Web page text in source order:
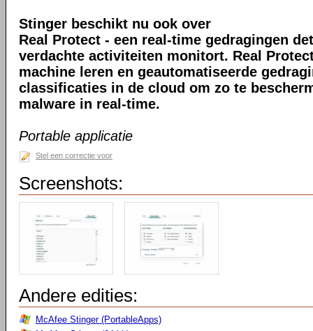
Stinger beschikt nu ook over
Real Protect - een real-time gedragingen
verdachte activiteiten monitort. Real
machine leren en geautomatiseerde
classificaties in de cloud om zo te
malware in real-time.
Portable applicatie
Stel een correctie voor
Screenshots:
Andere edities:
McAfee Stinger (PortableApps)